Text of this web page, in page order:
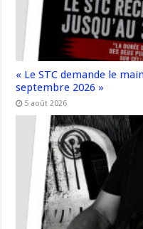
« Le STC demande le
septembre 2026 »
5 août 2026